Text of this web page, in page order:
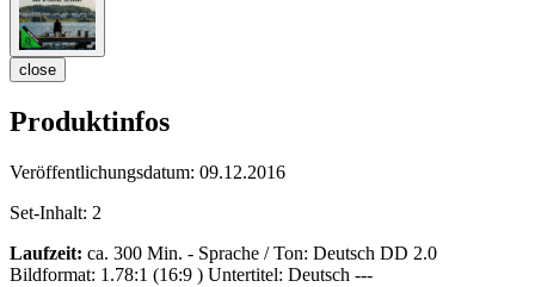
close
Produktinfos
Veröffentlichungsdatum: 09.12.2016
Set-Inhalt: 2
Laufzeit: ca. 300 Min. - Sprache / Ton: Deutsch DD 2.0
Bildformat: 1.78:1 (16:9 ) Untertitel: Deutsch ---